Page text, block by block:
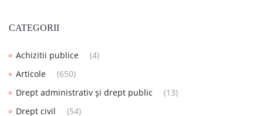
CATEGORII
Achizitii publice
(4)
Articole
(650)
Drept administrativ și drept public
(13)
Drept civil
(54)